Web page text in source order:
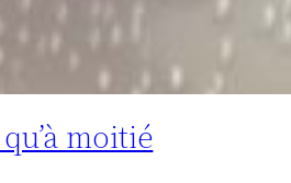
moitié